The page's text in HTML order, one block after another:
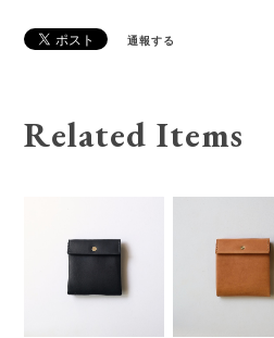
通報する
Related Items